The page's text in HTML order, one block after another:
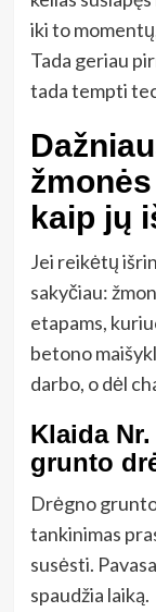
iki to
Tada geriau
tada tempti
kaip jų
Jei reikėtų
sakyčiau:
etapams,
betono
darbo, o dėl
Klaida
grunto
Drėgno grunto
tankinimas
susėsti.
spaudžia laiką.